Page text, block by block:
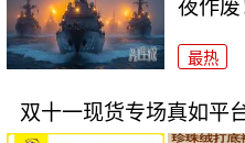
夜作
最热
双十一现货专场真如平